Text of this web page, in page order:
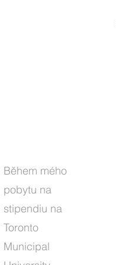
Během mého
pobytu na
stipendiu na
Toronto
Municipal